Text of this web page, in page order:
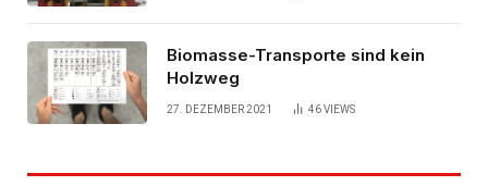
Biomasse-Transporte sind kein
Holzweg
27. DEZEMBER 2021 46VIEWS